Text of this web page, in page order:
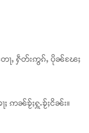
ေႃႇ ႁဵတ်းဢွၵ်ႇ ပိုၼ်ၽႄႈ
ႃႈ ဢၼ်ၶႂ်ႈႁူႉၶႂ်ႈငိၼ်း။